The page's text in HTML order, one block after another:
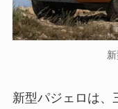
新型パジェロは、